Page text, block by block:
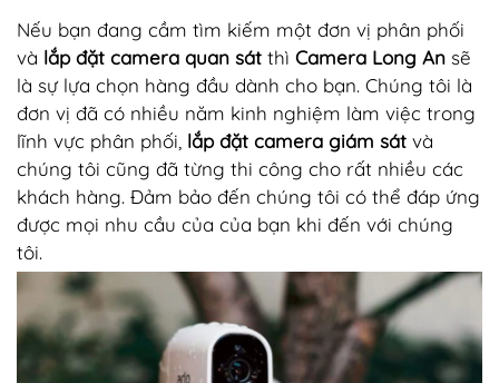
Nếu bạn đang cầm tìm kiếm một đơn vị phân phối
và lắp đặt camera quan sát thì Camera Long An sẽ
là sự lựa chọn hàng đầu dành cho bạn. Chúng tôi là
đơn vị đã có nhiều năm kinh nghiệm làm việc trong
lĩnh vực phân phối, lắp đặt camera giám sát và
chúng tôi cũng đã từng thi công cho rất nhiều các
khách hàng. Đảm bảo đến chúng tôi có thể đáp ứng
được mọi nhu cầu của của bạn khi đến với chúng
tôi.